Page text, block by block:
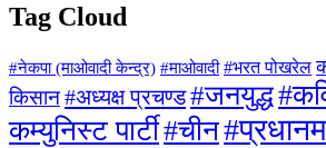
Tag Cloud
#नेकपा (माओवादी केन्द्र) #माओवादी #भरत पोखरेल
किसान#अध्यक्ष प्रचण्ड#जनयुद्ध
कम्युनिस्ट पार्टी#चीन